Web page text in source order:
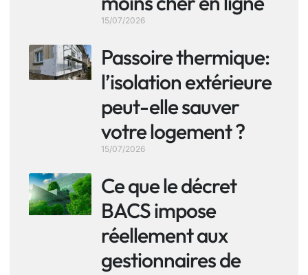
15/07/2026
Passoire thermique:
l’isolation extérieure
peut-elle sauver
votre logement ?
15/07/2026
Ce que le décret
BACS impose
réellement aux
gestionnaires de